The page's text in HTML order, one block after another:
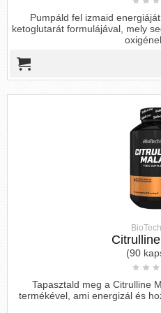
elengedhetetlen az
mennyiségű
kulcsfontosságú
bármelyikének hiánya
okozhat, amelyek az
érintik, beleértve az
izomtömeget, az étvágyat
Az aminosavak
L- és
elő, de a sejtek csak az L-
Pumpáld fel izmaid
ketoglutarát formulájával, mely
(90
Tapasztald meg a Citrulline
termékével, ami energizál és